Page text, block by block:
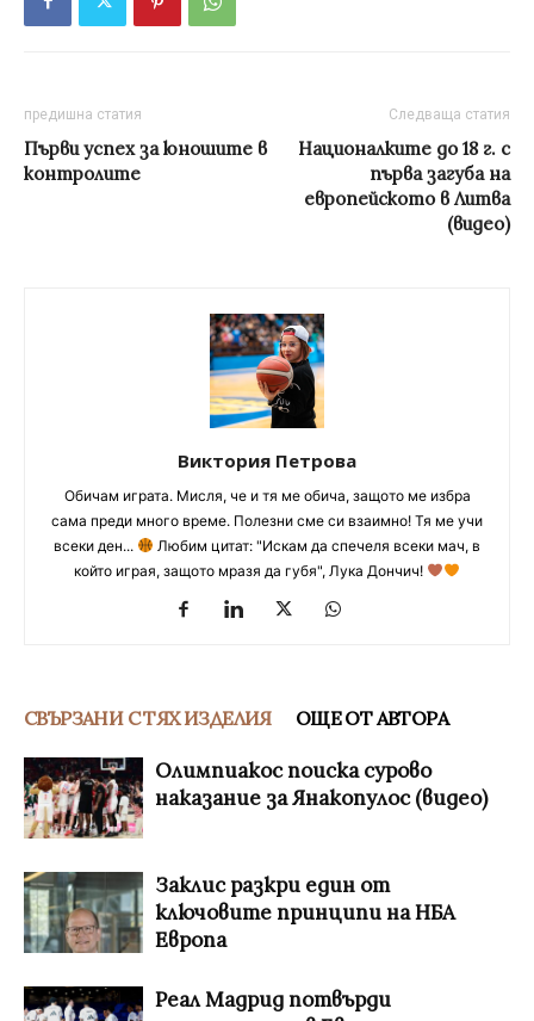
предишна статия
Първи успех за юношите в
контролите
Следваща статия
Националките до 18 г. с
първа загуба на
европейското в Литва
(видео)
Виктория Петрова
Обичам играта. Мисля, че и тя ме обича, защото ме избра
сама преди много време. Полезни сме си взаимно! Тя ме учи
всеки ден...
Любим цитат: "Искам да спечеля всеки мач, в
който играя, защото мразя да губя", Лука Дончич!
СВЪРЗАНИ С ТЯХ ИЗДЕЛИЯ ОЩЕ ОТ АВТОРА
Олимпиакос поиска сурово
наказание за Янакопулос (видео)
Заклис разкри един от
ключовите принципи на НБА
Европа
Реал Мадрид потвърди